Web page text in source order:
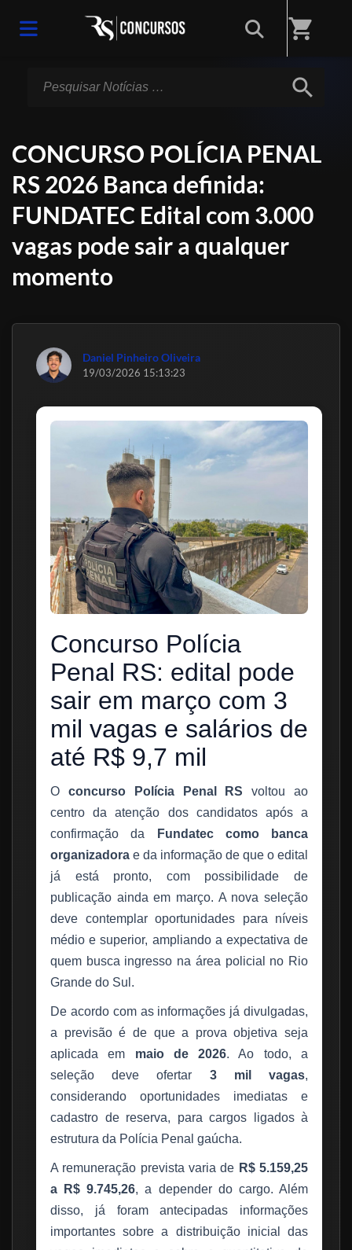
shopping_cart
search
CONCURSO POLÍCIA PENAL
RS 2026 Banca definida:
FUNDATEC Edital com 3.000
vagas pode sair a qualquer
momento
Daniel Pinheiro Oliveira
19/03/2026 15:13:23
Concurso Polícia
Penal RS: edital pode
sair em março com 3
mil vagas e salários de
até R$ 9,7 mil
O concurso Polícia Penal RS voltou ao
centro da atenção dos candidatos após a
confirmação da
Fundatec como banca
organizadora e da informação de que o edital
já está pronto, com possibilidade de
publicação ainda em março. A nova seleção
deve contemplar oportunidades para níveis
médio e superior, ampliando a expectativa de
quem busca ingresso na área policial no Rio
Grande do Sul.
De acordo com as informações já divulgadas,
a previsão é de que a prova objetiva seja
aplicada em maio de 2026. Ao todo, a
seleção deve ofertar 3 mil vagas,
considerando oportunidades imediatas e
cadastro de reserva, para cargos ligados à
estrutura da Polícia Penal gaúcha.
A remuneração prevista varia de R$ 5.159,25
a R$ 9.745,26, a depender do cargo. Além
disso, já foram antecipadas informações
importantes sobre a distribuição inicial das